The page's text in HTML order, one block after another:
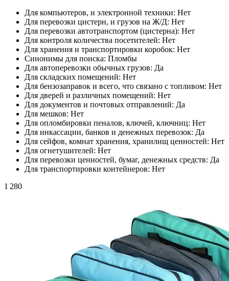
Для компьютеров, и электронной техники: Нет
Для перевозки цистерн, и грузов на Ж/Д: Нет
Для перевозки автотранспортом (цистерна): Нет
Для контроля количества посетителей: Нет
Для хранения и транспортировки коробок: Нет
Синонимы для поиска: Пломбы
Для автоперевозки обычных грузов: Да
Для складских помещений: Нет
Для бензозаправок и всего, что связано с топливом: Нет
Для дверей и различных помещений: Нет
Для документов и почтовых отправлений: Да
Для мешков: Нет
Для опломбировки пеналов, ключей, ключниц: Нет
Для инкассации, банков и денежных перевозок: Да
Для сейфов, комнат хранения, хранилищ ценностей: Нет
Для огнетушителей: Нет
Для перевозки ценностей, бумаг, денежных средств: Да
Для транспортировки контейнеров: Нет
1 280